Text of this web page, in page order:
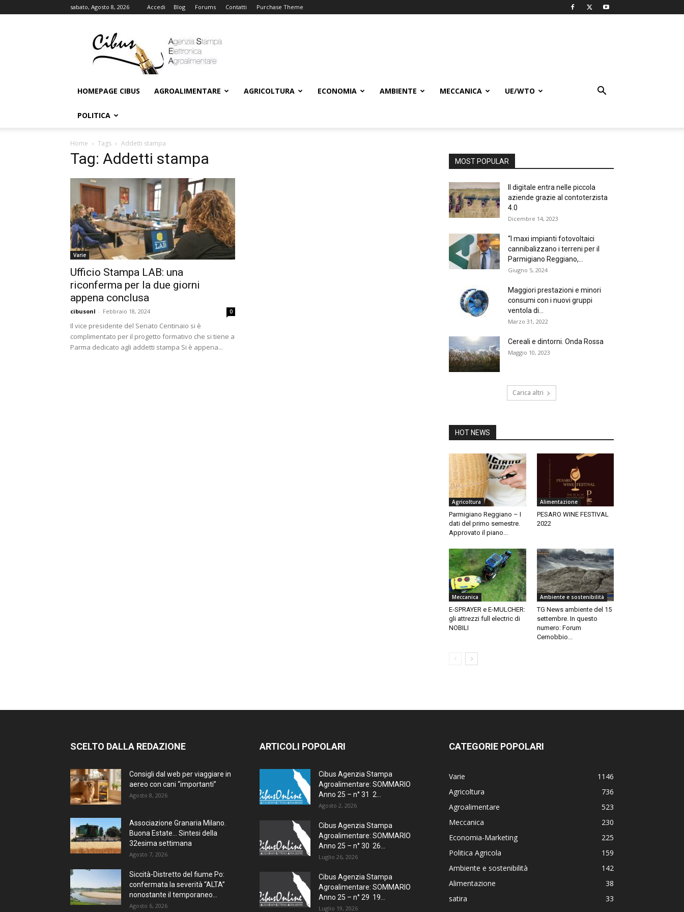
sabato, Agosto 8, 2026 Accedi Blog Forums Contatti Purchase Theme
Online
HOMEPAGE CIBUS AGROALIMENTARE AGRICOLTURA ECONOMIA AMBIENTE MECCANICA UE/WTO
POLITICA
Home Tags Addetti stampa
Tag: Addetti stampa
Varie
Ufficio Stampa LAB: una
riconferma per la due giorni
appena conclusa
cibusonl - Febbraio 18, 2024 0
Il vice presidente del Senato Centinaio si è
complimentato per il progetto formativo che si tiene a
Parma dedicato agli addetti stampa Si è appena...
MOST POPULAR
Il digitale entra nelle piccola
aziende grazie al contoterzista
4.0
Dicembre 14, 2023
“I maxi impianti fotovoltaici
cannibalizzano i terreni per il
Parmigiano Reggiano,...
Giugno 5, 2024
Maggiori prestazioni e minori
consumi con i nuovi gruppi
ventola di...
Marzo 31, 2022
Cereali e dintorni. Onda Rossa
Maggio 10, 2023
Carica altri
HOT NEWS
Agricoltura
Parmigiano Reggiano – I
dati del primo semestre.
Approvato il piano...
Alimentazione
PESARO WINE FESTIVAL
2022
Meccanica
E-SPRAYER e E-MULCHER:
gli attrezzi full electric di
NOBILI
Ambiente e sostenibilità
TG News ambiente del 15
settembre. In questo
numero: Forum
Cernobbio...
SCELTO DALLA REDAZIONE
Consigli dal web per viaggiare in
aereo con cani “importanti”
Agosto 8, 2026
Associazione Granaria Milano.
Buona Estate… Sintesi della
32esima settimana
Agosto 7, 2026
Siccità-Distretto del fiume Po:
confermata la severità “ALTA”
nonostante il temporaneo...
Agosto 6, 2026
ARTICOLI POPOLARI
Cibus Agenzia Stampa
Agroalimentare: SOMMARIO
Anno 25 – n° 31 2...
Agosto 2, 2026
Cibus Agenzia Stampa
Agroalimentare: SOMMARIO
Anno 25 – n° 30 26...
Luglio 26, 2026
Cibus Agenzia Stampa
Agroalimentare: SOMMARIO
Anno 25 – n° 29 19...
Luglio 19, 2026
CATEGORIE POPOLARI
Varie
1146
Agricoltura
736
Agroalimentare
523
Meccanica
230
Economia-Marketing
225
Politica Agricola
159
Ambiente e sostenibilità
142
Alimentazione
38
satira
33